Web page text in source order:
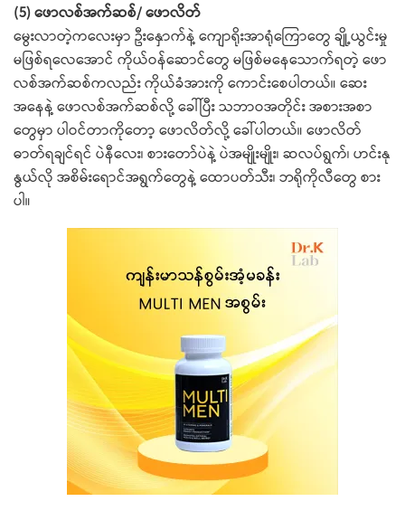
(5) ဖောလစ်အက်ဆစ်/ ဖောလိတ်
မွေးလာတဲ့ကလေးမှာ ဦးနှောက်နဲ့ ကျောရိုးအာရုံကြောတွေ ချို့ယွင်းမှု
မဖြစ်ရလေအောင် ကိုယ်ဝန်ဆောင်တွေ မဖြစ်မနေသောက်ရတဲ့ ဖော
လစ်အက်ဆစ်ကလည်း ကိုယ်ခံအားကို ကောင်းစေပါတယ်။ ဆေး
အနေနဲ့ ဖောလစ်အက်ဆစ်လို့ ခေါ်ပြီး သဘာဝအတိုင်း အစားအစာ
တွေမှာ ပါဝင်တာကိုတော့ ဖောလိတ်လို့ ခေါ်ပါတယ်။ ဖောလိတ်
ဓာတ်ရချင်ရင် ပဲနီလေး၊ စားတော်ပဲနဲ့ ပဲအမျိုးမျိုး၊ ဆလပ်ရွက်၊ ဟင်းနု
နွယ်လို အစိမ်းရောင်အရွက်တွေနဲ့ ထောပတ်သီး၊ ဘရိုကိုလီတွေ စား
ပါ။